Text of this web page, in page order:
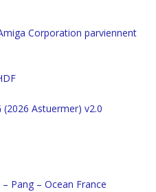
Corporation parviennent
(2026 Astuermer) v2.0
Pang – Ocean France